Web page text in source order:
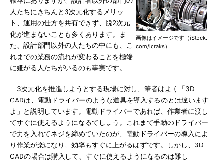
画像はイメージです（iStock.
com/loraks）
人たちにきちんと3次元化するメリッ
ト、運用の仕方を共有できず、脱2次元
化が進まないことも多くあります。ま
た、設計部門以外の人たちの中にも、こ
れまでの業務の流れが変わることを極端
に嫌がる人たちがいるのも事実です。
3次元化を推進しようとする現場に対し、筆者はよく「3D
CADは、電動ドライバーのような道具を導入するのとは違います
よ」と説明しています。電動ドライバーであれば、作業者に渡し
てすぐに使えるようになるでしょう。これまで手動のドライバー
で力を入れてネジを締めていたのが、電動ドライバーの導入によ
り作業が楽になり、効率もすぐに上がるはずです。しかし、3D
CADの場合は購入して、すぐに使えるようになるのは難し